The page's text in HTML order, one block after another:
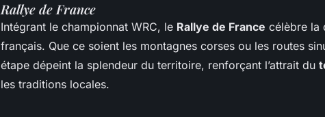
Rallye de France
Intégrant le championnat WRC, le Rallye de France célèbre la
français. Que ce soient les montagnes corses ou les routes
étape dépeint la splendeur du territoire, renforçant l’attrait du
les traditions locales.